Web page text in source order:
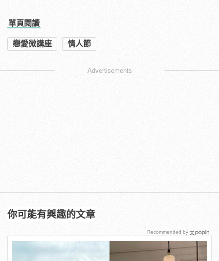
單頁閱讀
戀愛微講座 情人節
Advertisements
你可能有興趣的文章
Recommended by